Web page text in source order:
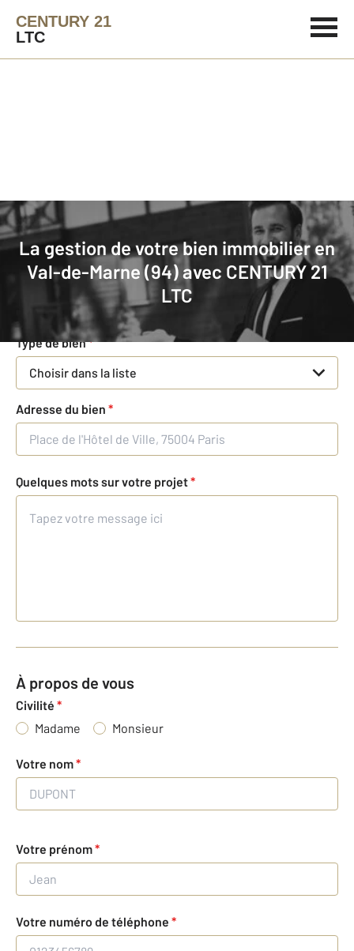
CENTURY 21
LTC
La gestion de votre bien immobilier en
Val-de-Marne (94) avec CENTURY 21
LTC
Agence immobilière
Demande d'informations pour la
gestion de votre bien
Concernant votre bien
Type de bien*
Choisir dans la liste
Adresse du bien *
Quelques mots sur votre projet*
À propos de vous
Civilité *
Madame
Monsieur
Votre nom*
Votre prénom*
Votre numéro de téléphone *